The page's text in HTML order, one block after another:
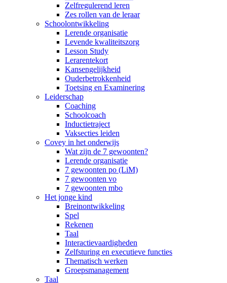
Zelfregulerend leren
Zes rollen van de leraar
Schoolontwikkeling
Lerende organisatie
Levende kwaliteitszorg
Lesson Study
Lerarentekort
Kansengelijkheid
Ouderbetrokkenheid
Toetsing en Examinering
Leiderschap
Coaching
Schoolcoach
Inductietraject
Vaksecties leiden
Covey in het onderwijs
Wat zijn de 7 gewoonten?
Lerende organisatie
7 gewoonten po (LiM)
7 gewoonten vo
7 gewoonten mbo
Het jonge kind
Breinontwikkeling
Spel
Rekenen
Taal
Interactievaardigheden
Zelfsturing en executieve functies
Thematisch werken
Groepsmanagement
Taal